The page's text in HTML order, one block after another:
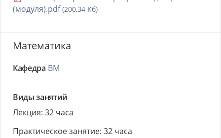
(модуля).pdf(200,34 Кб)
Математика
Кафедра ВМ
Виды занятий
Лекция: 32 часа
Практическое занятие: 32 часа